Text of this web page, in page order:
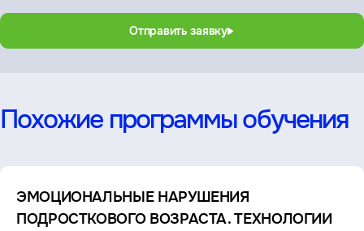
Отправить заявку
Похожие программы обучения
ЭМОЦИОНАЛЬНЫЕ НАРУШЕНИЯ
ПОДРОСТКОВОГО ВОЗРАСТА. ТЕХНОЛОГИИ